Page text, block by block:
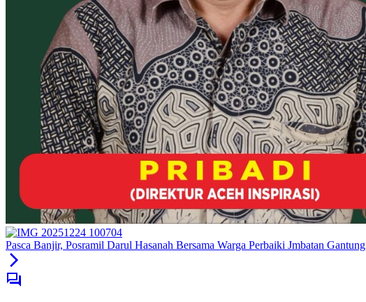
Pasca Banjir, Posramil Darul Hasanah Bersama Warga Perbaiki Jmbatan Gantung